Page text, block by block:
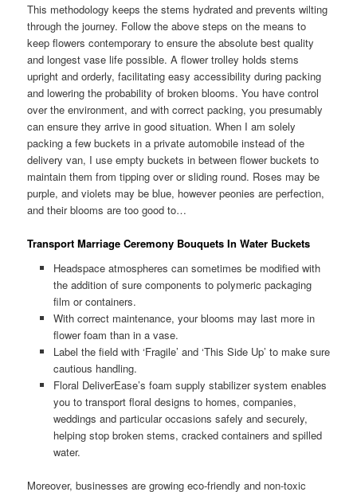
This methodology keeps the stems hydrated and prevents wilting
through the journey. Follow the above steps on the means to
keep flowers contemporary to ensure the absolute best quality
and longest vase life possible. A flower trolley holds stems
upright and orderly, facilitating easy accessibility during packing
and lowering the probability of broken blooms. You have control
over the environment, and with correct packing, you presumably
can ensure they arrive in good situation. When I am solely
packing a few buckets in a private automobile instead of the
delivery van, I use empty buckets in between flower buckets to
maintain them from tipping over or sliding round. Roses may be
purple, and violets may be blue, however peonies are perfection,
and their blooms are too good to…
Transport Marriage Ceremony Bouquets In Water Buckets
Headspace atmospheres can sometimes be modified with
the addition of sure components to polymeric packaging
film or containers.
With correct maintenance, your blooms may last more in
flower foam than in a vase.
Label the field with ‘Fragile’ and ‘This Side Up’ to make sure
cautious handling.
Floral DeliverEase’s foam supply stabilizer system enables
you to transport floral designs to homes, companies,
weddings and particular occasions safely and securely,
helping stop broken stems, cracked containers and spilled
water.
Moreover, businesses are growing eco-friendly and non-toxic